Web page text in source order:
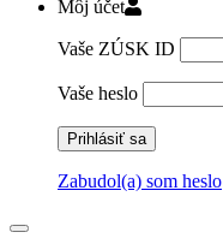
Môj účet
Vaše ZÚSK ID
Vaše heslo
Zabudol(a) som heslo